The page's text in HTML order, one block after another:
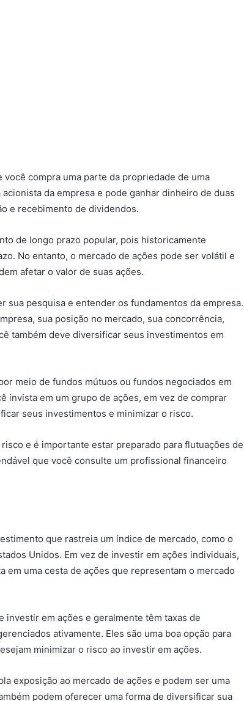
compra uma parte da propriedade de uma
da empresa e pode ganhar dinheiro de duas
e recebimento de dividendos.
de longo prazo popular, pois historicamente
No entanto, o mercado de ações pode ser volátil e
afetar o valor de suas ações.
sua pesquisa e entender os fundamentos da empresa.
sua posição no mercado, sua concorrência,
também deve diversificar seus investimentos em
meio de fundos mútuos ou fundos negociados em
invista em um grupo de ações, em vez de comprar
seus investimentos e minimizar o risco.
e é importante estar preparado para flutuações de
que você consulte um profissional financeiro
que rastreia um índice de mercado, como o
Unidos. Em vez de investir em ações individuais,
uma cesta de ações que representam o mercado
investir em ações e geralmente têm taxas de
ativamente. Eles são uma boa opção para
minimizar o risco ao investir em ações.
exposição ao mercado de ações e podem ser uma
podem oferecer uma forma de diversificar sua